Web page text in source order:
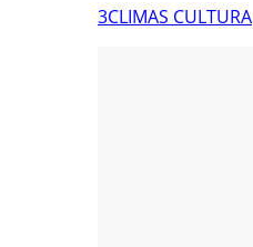
3CLIMAS CULTURA